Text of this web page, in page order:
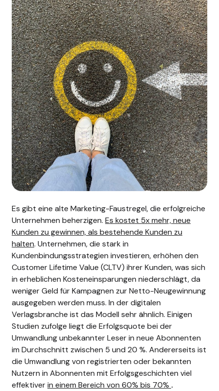
Es gibt eine alte Marketing-Faustregel, die erfolgreiche
Unternehmen beherzigen. Es kostet 5x mehr, neue
Kunden zu gewinnen, als bestehende Kunden zu
halten. Unternehmen, die stark in
Kundenbindungsstrategien investieren, erhöhen den
Customer Lifetime Value (CLTV) ihrer Kunden, was sich
in erheblichen Kosteneinsparungen niederschlägt, da
weniger Geld für Kampagnen zur Netto-Neugewinnung
ausgegeben werden muss. In der digitalen
Verlagsbranche ist das Modell sehr ähnlich. Einigen
Studien zufolge liegt die Erfolgsquote bei der
Umwandlung unbekannter Leser in neue Abonnenten
im Durchschnitt zwischen 5 und 20 %. Andererseits ist
die Umwandlung von registrierten oder bekannten
Nutzern in Abonnenten mit Erfolgsgeschichten viel
effektiverin einem Bereich von 60% bis 70% .